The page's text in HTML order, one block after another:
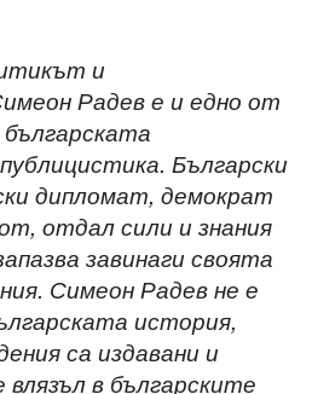
и
Радев е и едно от
Български
дипломат, демократ
отдал сили и знания
завинаги своята
Симеон Радев не е
история,
са издавани и
влязъл в българските